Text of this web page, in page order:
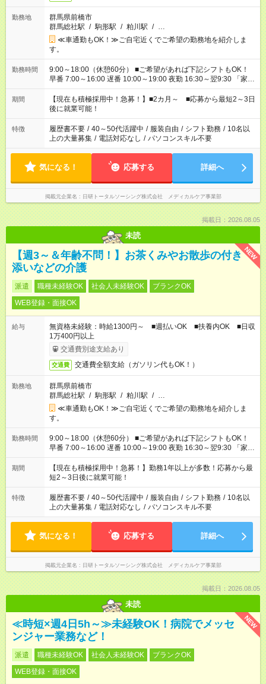
勤務地
群馬県前橋市
群馬総社駅 / 駒形駅 / 粕川駅 / …
≪車通勤もOK！≫ご自宅近くでご希望の勤務地を紹介しま
す。
勤務時間
9:00～18:00（休憩60分） ■ご希望があれば下記シフトもOK！
早番 7:00～16:00 遅番 10:00～19:00 夜勤 16:30～翌9:30 「家族
と休みを合わせたい」 「余裕を持って夕飯の準備がしたい」
「できれば残業はしたくない」 など、ご希望を教えてください
ね。 ※Wワーク希望の方へ 今ご覧のお仕事で希望する勤務時間
と、もう1つのお仕事の勤務時間。 合計で週40時間を超える場
合は応募できません。
期間
【現在も積極採用中！急募！】■2カ月～ ■応募から最短2～3日
後に就業可能！
特徴 履歴書不要 / 40～50代活躍中 / 服装自由 / シフト勤務 / 10名以
上の大量募集 / 電話対応なし / パソコンスキル不要
気になる！ 応募する 詳細へ
掲載元企業名 日研トータルソーシング株式会社 メディカルケア事業部
掲載日：2026.08.05
未読
NEW
【週3～＆年齢不問！】お茶くみやお散歩の付き
添いなどの介護
派遣 職種未経験OK 社会人未経験OK
ブランクOK
WEB登録・面接OK
給与
無資格未経験：時給1300円～ ■週払いOK ■扶養内OK ■日収
1万400円以上
交通費別途支給あり
交通費 交通費全額支給（ガソリン代もOK！）
勤務地
群馬県前橋市
群馬総社駅 / 駒形駅 / 粕川駅 / …
≪車通勤もOK！≫ご自宅近くでご希望の勤務地を紹介しま
す。
勤務時間
9:00～18:00（休憩60分） ■ご希望があれば下記シフトもOK！
早番 7:00～16:00 遅番 10:00～19:00 夜勤 16:30～翌9:30 「家族
と休みを合わせたい」 「余裕を持って夕飯の準備がしたい」
「できれば残業はしたくない」 など、ご希望を教えてください
ね。 ※Wワーク希望の方へ 今ご覧のお仕事で希望する勤務時間
と、もう1つのお仕事の勤務時間。 合計で週40時間を超える場
合は応募できません。
期間
【現在も積極採用中！急募！】勤務1年以上が多数！応募から最
短2～3日後に就業可能！
特徴 履歴書不要 / 40～50代活躍中 / 服装自由 / シフト勤務 / 10名以
上の大量募集 / 電話対応なし / パソコンスキル不要
気になる！ 応募する 詳細へ
掲載元企業名 日研トータルソーシング株式会社 メディカルケア事業部
掲載日：2026.08.05
未読
NEW
≪時短×週4日5h～≫未経験OK！病院でメッセ
ンジャー業務など！
派遣 職種未経験OK 社会人未経験OK
ブランクOK
WEB登録・面接OK